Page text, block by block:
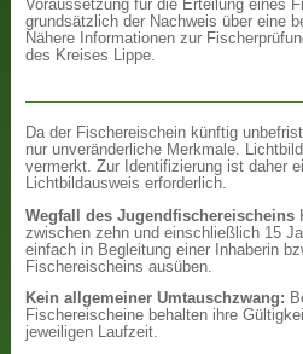
Voraussetzung für die Erteilung eines
grundsätzlich der Nachweis über eine
Nähere Informationen zur
des Kreises Lippe.
Da der Fischereischein künftig
nur unveränderliche Merkmale.
vermerkt. Zur Identifizierung ist daher
Lichtbildausweis erforderlich.
Wegfall des Jugendfischereischeins
zwischen zehn und einschließlich 15
einfach in Begleitung einer Inhaberin
Fischereischeins ausüben.
Kein allgemeiner Umtauschzwang:
Fischereischeine behalten ihre
jeweiligen Laufzeit.